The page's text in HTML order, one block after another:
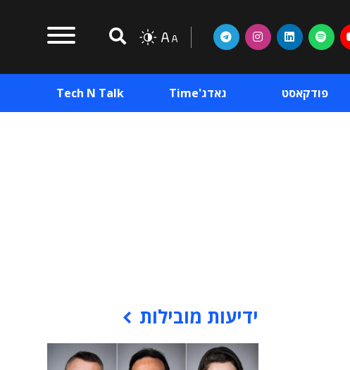
פודקאסט גאדג'Time Tech N Talk
ידיעות מובילות